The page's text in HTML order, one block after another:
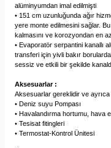
alüminyumdan imal edilmişti
• 151 cm uzunluğunda ağır
yere monte edilmesini sağlar.
kalmasını ve korozyondan en
• Evaporatör serpantini kanallı
transferi için yivli bakır
sessiz ve etkili bir şekilde
Aksesuarlar :
Aksesuarlar gereklidir ve
• Deniz suyu Pompası
• Havalandırma hortumu, hava
• Tesisat fitingleri
• Termostat-Kontrol Ünitesi